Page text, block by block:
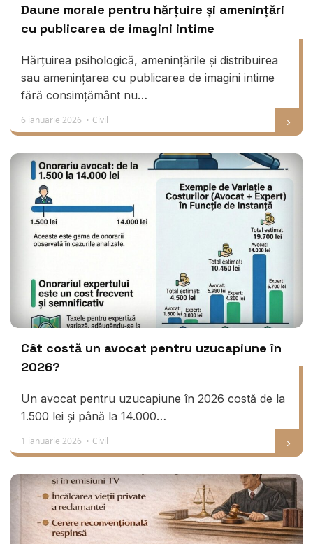
Daune morale pentru hărțuire și amenințări
cu publicarea de imagini intime
Hărțuirea psihologică, amenințările și distribuirea
sau amenințarea cu publicarea de imagini intime
fără consimțământ nu…
6 ianuarie 2026 • Civil
Cât costă un avocat pentru uzucapiune în
2026?
Un avocat pentru uzucapiune în 2026 costă de la
1.500 lei și până la 14.000…
1 ianuarie 2026 • Civil